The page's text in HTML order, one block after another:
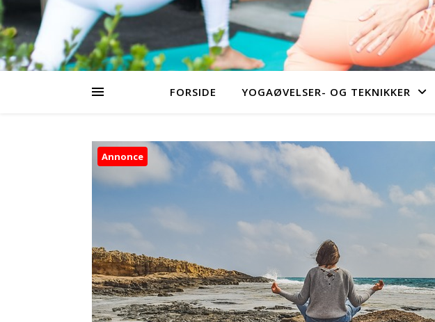
FORSIDE YOGAØVELSER- OG TEKNIKKER
Annonce